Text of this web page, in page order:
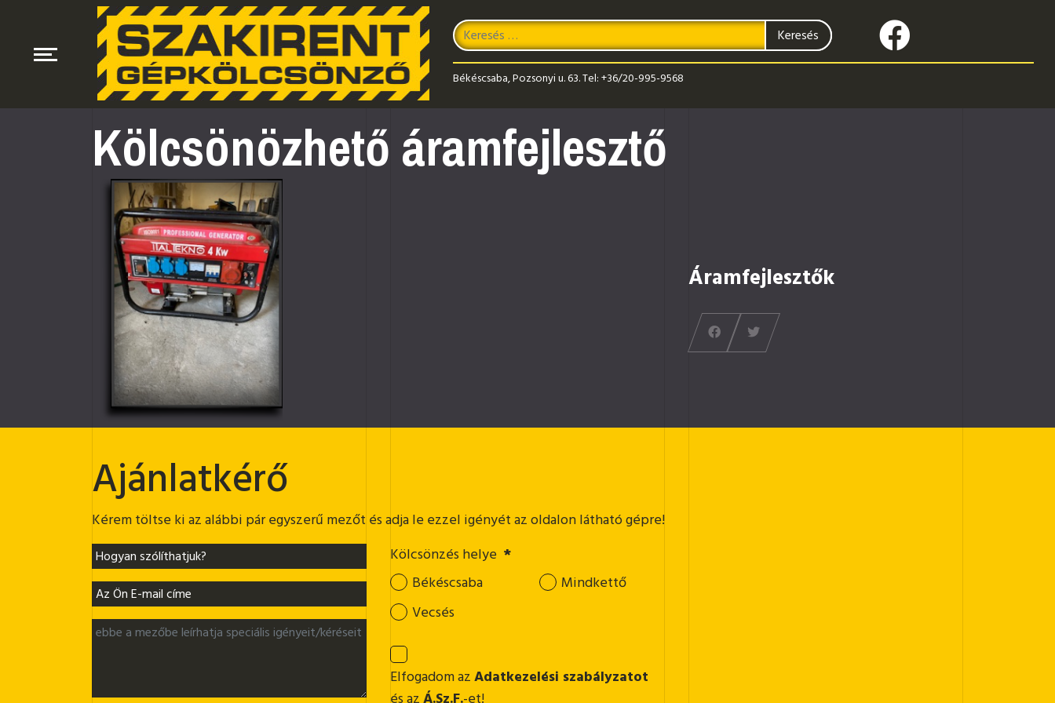
Keresés
Type 2 or more characters for results.
Keresés
Békéscsaba, Pozsonyi u. 63.Tel:+36/20-995-9568
Kölcsönözhető áramfejlesztő
Áramfejlesztők
Ajánlatkérő
Kérem töltse ki az alábbi pár egyszerű mezőt és adja le ezzel igényét az oldalon látható gépre!
Kölcsönzés helye *
Békéscsaba
Vecsés
Mindkettő
Elfogadom azAdatkezelési szabályzatot